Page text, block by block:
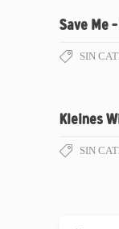
Save Me
SIN
Kleines
SIN